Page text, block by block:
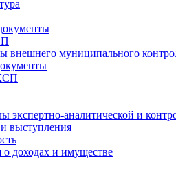
внешнего муниципального
экспертно-аналитической и
выступления
о доходах и имуществе